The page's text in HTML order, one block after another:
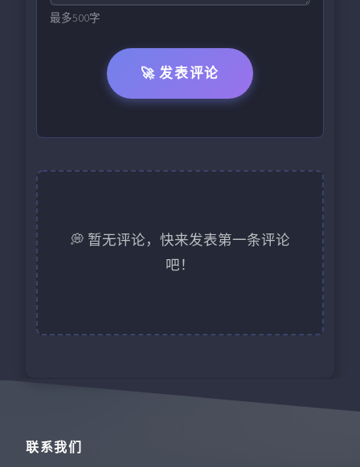
最多500字
🚀 发表评论
💭 暂无评论，快来发表第一条评论
吧！
联系我们